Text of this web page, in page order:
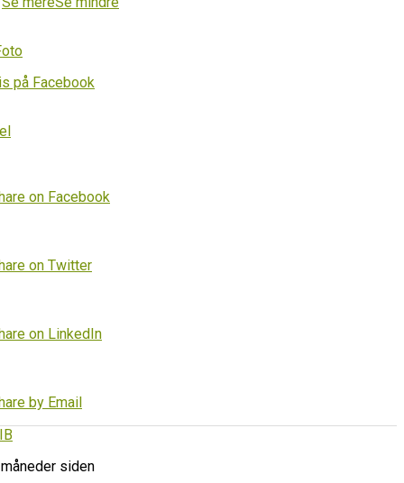
på Facebook
on Facebook
on Twitter
on LinkedIn
by Email
siden